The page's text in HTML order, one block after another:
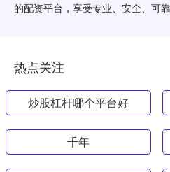
的配资平台，享受专业、安全、可
热点关注
炒股杠杆哪个平台好
千年